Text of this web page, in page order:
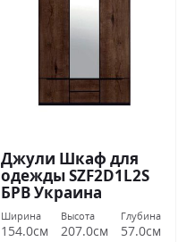
Джули Шкаф для
одежды SZF2D1L2S
БРВ Украина
Ширина
154.0см
Высота
207.0см
Глубина
57.0см